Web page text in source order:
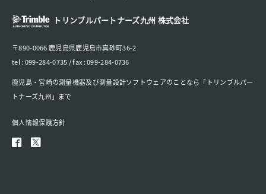
トリンブルパートナーズ九州 株式会社
〒890-0066 鹿児島県鹿児島市真砂町36-2
tel : 099-284-0735 / fax : 099-284-0736
鹿児島・宮崎の測量機器及び測量設計ソフトウェアのことなら「トリンブルパー
トナーズ九州」まで
個人情報保護方針